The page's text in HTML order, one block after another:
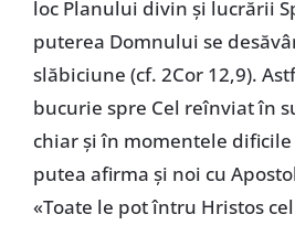
loc Planului divin şi lucrării
puterea Domnului se
slăbiciune (cf. 2Cor 12,9).
bucurie spre Cel reînviat în
chiar şi în momentele
putea afirma şi noi cu
«Toate le pot întru Hristos